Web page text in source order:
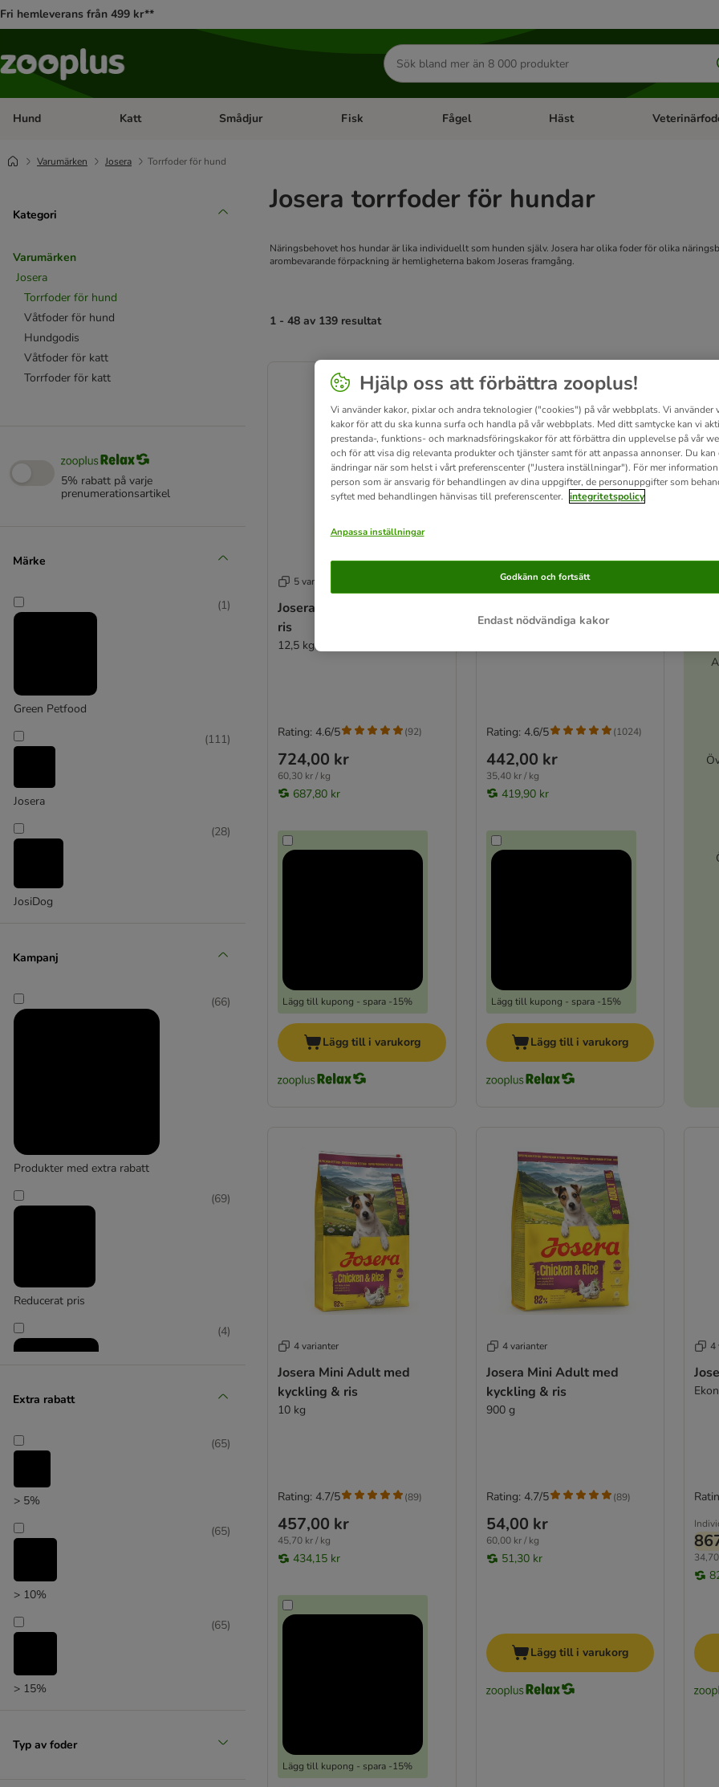
Fri hemleverans från 499 kr**
Sök
efter
produkter
Hund Open category menu: Hund
Katt Open category menu: Katt
Smådjur Open category menu: Smådjur
Fisk Open category menu: Fisk
Fågel Open category menu: Fågel
Häst Open
Varumärken Josera Torrfoder för hund
Kategori
Varumärken
Josera
Torrfoder för hund
Våtfoder för hund
Hundgodis
Våtfoder för katt
Torrfoder för katt
5% rabatt på varje
prenumerationsartikel
Märke
Green Petfood
(1)
Josera
(111)
JosiDog
(28)
Kampanj
Produkter med extra rabatt
(66)
Reducerat pris
(69)
zooplus favorit
(4)
Extra rabatt
> 5%
(65)
> 10%
(65)
> 15%
(65)
Typ av foder
Josera torrfoder för hundar
Näringsbehovet hos hundar är lika individuellt som hunden själv. Josera har olika foder för olika
arombevarande förpackning är hemligheterna bakom Joseras framgång.
1 - 48 av 139 resultat
product items have been changed
5 varianter
Josera Adult med lamm &
ris
12,5 kg
724,00 kr
60,30 kr / kg
687,80 kr
Lägg till kupong - spara -15%
Rating: 4.6/5 (92)
Lägg till i varukorg
4 varianter
12,5 kg
442,00 kr
35,40 kr / kg
419,90 kr
Lägg till kupong - spara -15%
Rating: 4.6/5 (1024)
Lägg till i varukorg
4 varianter
Josera Mini Adult med
kyckling & ris
10 kg
457,00 kr
45,70 kr / kg
434,15 kr
Lägg till kupong - spara -15%
Rating: 4.7/5 (89)
4 varianter
Josera Mini Adult med
kyckling & ris
900 g
54,00 kr
60,00 kr / kg
51,30 kr
Rating: 4.7/5 (89)
Lägg till i varukorg
4
Hjälp oss att förbättra zooplus!
Vi använder kakor, pixlar och andra teknologier ("cookies") på vår webbplats. Vi använder
kakor för att du ska kunna surfa och handla på vår webbplats. Med ditt samtycke kan vi
prestanda-, funktions- och marknadsföringskakor för att förbättra din upplevelse på vår
och för att visa dig relevanta produkter och tjänster samt för att anpassa annonser. Du kan
ändringar när som helst i vårt preferenscenter ("Justera inställningar"). För mer
person som är ansvarig för behandlingen av dina uppgifter, de personuppgifter som
syftet med behandlingen hänvisas till preferenscenter. integritetspolicy
Anpassa inställningar
Endast nödvändiga kakor
Godkänn och fortsätt